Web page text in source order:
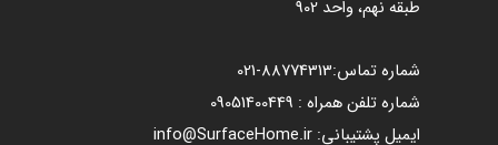
طبقه نهم، واحد 902
شماره تماس:88774313​​​​​​​
-021​​​​​​​
شماره تلفن همراه : 09051400449
ایمیل پشتیبانی: info@SurfaceHome.ir